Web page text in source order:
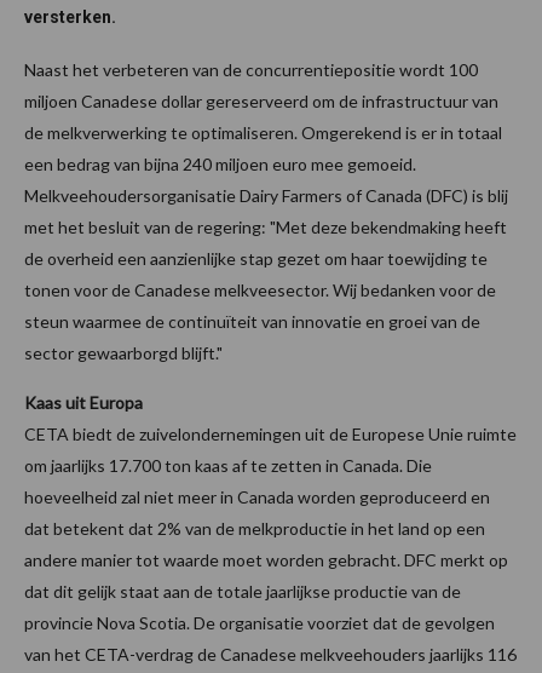
versterken.
Naast het verbeteren van de concurrentiepositie wordt 100
miljoen Canadese dollar gereserveerd om de infrastructuur van
de melkverwerking te optimaliseren. Omgerekend is er in totaal
een bedrag van bijna 240 miljoen euro mee gemoeid.
Melkveehoudersorganisatie Dairy Farmers of Canada (DFC) is blij
met het besluit van de regering: "Met deze bekendmaking heeft
de overheid een aanzienlijke stap gezet om haar toewijding te
tonen voor de Canadese melkveesector. Wij bedanken voor de
steun waarmee de continuïteit van innovatie en groei van de
sector gewaarborgd blijft."
Kaas uit Europa
CETA biedt de zuivelondernemingen uit de Europese Unie ruimte
om jaarlijks 17.700 ton kaas af te zetten in Canada. Die
hoeveelheid zal niet meer in Canada worden geproduceerd en
dat betekent dat 2% van de melkproductie in het land op een
andere manier tot waarde moet worden gebracht. DFC merkt op
dat dit gelijk staat aan de totale jaarlijkse productie van de
provincie Nova Scotia. De organisatie voorziet dat de gevolgen
van het CETA-verdrag de Canadese melkveehouders jaarlijks 116